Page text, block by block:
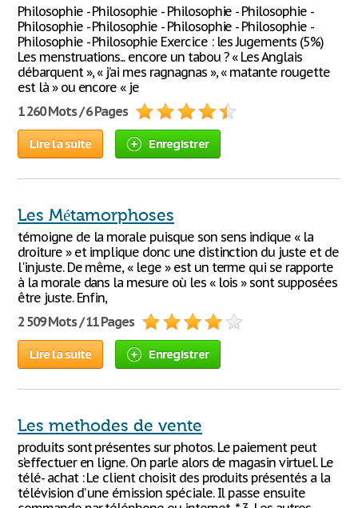
Philosophie - Philosophie - Philosophie - Philosophie -
Philosophie - Philosophie - Philosophie - Philosophie -
Philosophie - Philosophie Exercice : les Jugements (5%)
Les menstruations... encore un tabou ? « Les Anglais
débarquent », « j’ai mes ragnagnas », « matante rougette
est là » ou encore « je
1 260 Mots / 6 Pages
Lire la suite Enregistrer
Les Métamorphoses
témoigne de la morale puisque son sens indique « la
droiture » et implique donc une distinction du juste et de
l'injuste. De même, « lege » est un terme qui se rapporte
à la morale dans la mesure où les « lois » sont supposées
être juste. Enfin,
2 509 Mots / 11 Pages
Lire la suite Enregistrer
Les methodes de vente
produits sont présentes sur photos. Le paiement peut
s’effectuer en ligne. On parle alors de magasin virtuel. Le
télé- achat : Le client choisit des produits présentés a la
télévision d’ une émission spéciale. Il passe ensuite